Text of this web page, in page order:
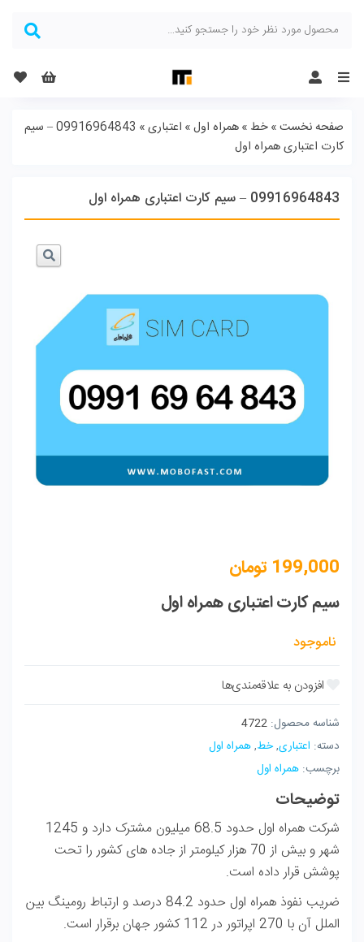
Menu
صفحه نخست»خط »همراه اول» اعتباری»
09916964843 – سیم
کارت اعتباری همراه اول
09916964843 – سیم کارت اعتباری همراه اول
199,000 تومان
سیم کارت اعتباری همراه اول
ناموجود
شناسه محصول: 4722
دسته: اعتباری,خط,همراه اول
برچسب: همراه اول
توضیحات
شرکت همراه اول حدود 68.5 میلیون مشترک دارد و 1245
شهر و بیش از 70 هزار کیلومتر از جاده های کشور را تحت
پوشش قرار داده است.
ضریب نفوذ همراه اول حدود 84.2 درصد و ارتباط رومینگ بین
الملل آن با 270 اپراتور در 112 کشور جهان برقرار است.